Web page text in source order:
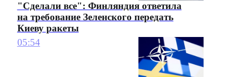
"Сделали все": Финляндия ответила
на требование Зеленского передать
Киеву ракеты
05:54